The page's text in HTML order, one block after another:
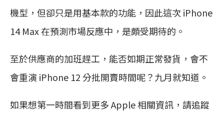
機型，但卻只是用基本款的功能，因此這次 iPhone
14 Max 在預測市場反應中，是頗受期待的。
至於供應商的加班趕工，能否如期正常發貨，會不
會重演 iPhone 12 分批開賣時間呢？九月就知道。
如果想第一時間看到更多 Apple 相關資訊，請追蹤